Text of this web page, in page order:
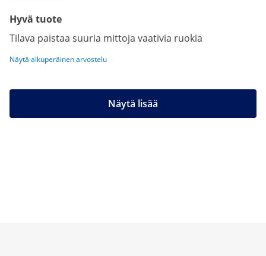
Hyvä tuote
Tilava paistaa suuria mittoja vaativia ruokia
Näytä alkuperäinen arvostelu
Näytä lisää